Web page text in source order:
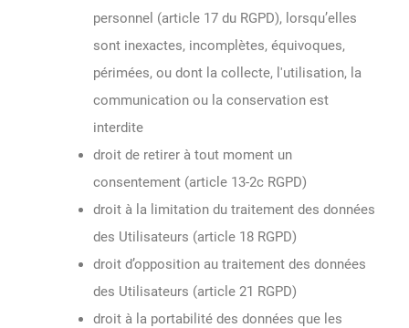
personnel (article 17 du RGPD), lorsqu’elles
sont inexactes, incomplètes, équivoques,
périmées, ou dont la collecte, l'utilisation, la
communication ou la conservation est
interdite
droit de retirer à tout moment un
consentement (article 13-2c RGPD)
droit à la limitation du traitement des données
des Utilisateurs (article 18 RGPD)
droit d’opposition au traitement des données
des Utilisateurs (article 21 RGPD)
droit à la portabilité des données que les